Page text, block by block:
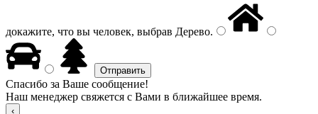
докажите, что вы человек, выбрав Дерево.
Спасибо за Ваше сообщение!
Наш менеджер свяжется с Вами в ближайшее время.